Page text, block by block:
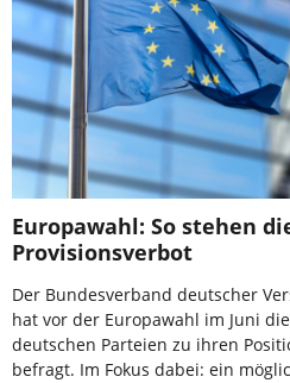
Europawahl: So stehen
Provisionsverbot
Der Bundesverband deutscher
hat vor der Europawahl im Juni
deutschen Parteien zu ihren
befragt. Im Fokus dabei: ein